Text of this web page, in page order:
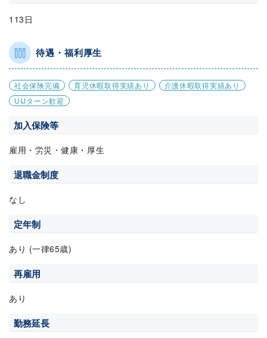
113日
待遇・福利厚生
社会保険完備 育児休暇取得実績あり
介護休暇取得実績あり
UIJターン歓迎
加入保険等
雇用・労災・健康・厚生
退職金制度
なし
定年制
あり (一律65歳)
再雇用
あり
勤務延長